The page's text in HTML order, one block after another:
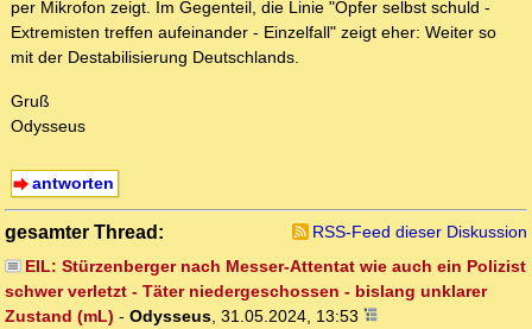
per Mikrofon zeigt. Im Gegenteil, die Linie "Opfer selbst schuld -
Extremisten treffen aufeinander - Einzelfall" zeigt eher: Weiter so
mit der Destabilisierung Deutschlands.
Gruß
Odysseus
antworten
gesamter Thread:
RSS-Feed dieser Diskussion
EIL: Stürzenberger nach Messer-Attentat wie auch ein Polizist
schwer verletzt - Täter niedergeschossen - bislang unklarer
Zustand (mL) - Odysseus, 31.05.2024, 13:53